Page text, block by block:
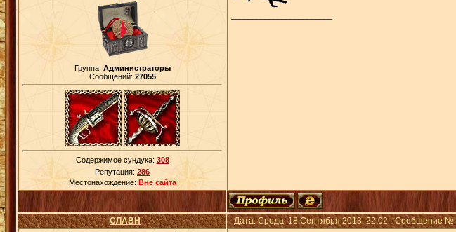
Группа: Администраторы
Сообщений: 27055
Содержимое сундука: 308
Репутация: 286
Местонахождение: Вне сайта
СЛАВН Дата: Среда, 18 Сентября 2013, 22:02 · Сообщение №